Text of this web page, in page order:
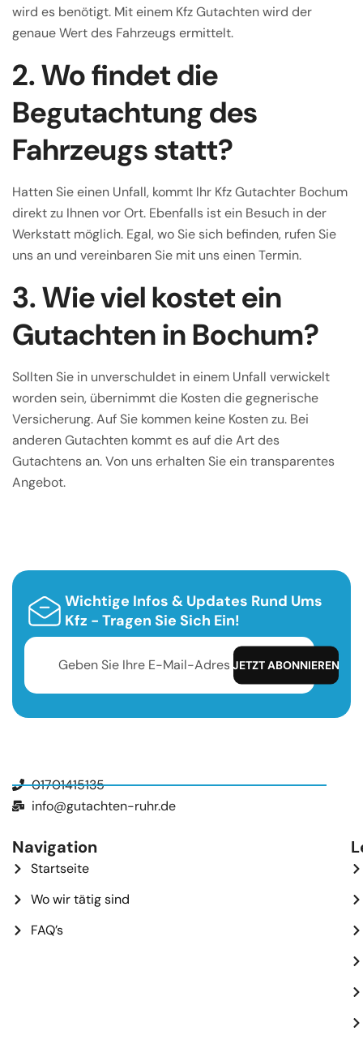
wird es benötigt. Mit einem Kfz Gutachten wird der
genaue Wert des Fahrzeugs ermittelt.
2. Wo findet die
Begutachtung des
Fahrzeugs statt?
Hatten Sie einen Unfall, kommt Ihr Kfz Gutachter Bochum
direkt zu Ihnen vor Ort. Ebenfalls ist ein Besuch in der
Werkstatt möglich. Egal, wo Sie sich befinden, rufen Sie
uns an und vereinbaren Sie mit uns einen Termin.
3. Wie viel kostet ein
Gutachten in Bochum?
Sollten Sie in unverschuldet in einem Unfall verwickelt
worden sein, übernimmt die Kosten die gegnerische
Versicherung. Auf Sie kommen keine Kosten zu. Bei
anderen Gutachten kommt es auf die Art des
Gutachtens an. Von uns erhalten Sie ein transparentes
Angebot.
Wichtige Infos & Updates Rund Ums
Kfz - Tragen Sie Sich Ein!
01701415135
info@gutachten-ruhr.de
Navigation
Startseite
Wo wir tätig sind
FAQ’s